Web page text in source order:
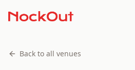
Back to all venues